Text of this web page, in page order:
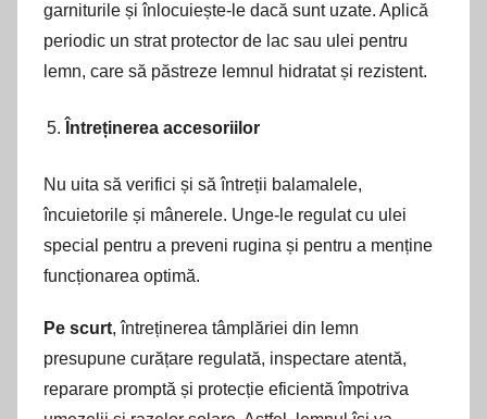
garniturile și înlocuiește-le dacă sunt uzate. Aplică
periodic un strat protector de lac sau ulei pentru
lemn, care să păstreze lemnul hidratat și rezistent.
Întreținerea accesoriilor
Nu uita să verifici și să întreții balamalele,
încuietorile și mânerele. Unge-le regulat cu ulei
special pentru a preveni rugina și pentru a menține
funcționarea optimă.
Pe scurt, întreținerea tâmplăriei din lemn
presupune curățare regulată, inspectare atentă,
reparare promptă și protecție eficientă împotriva